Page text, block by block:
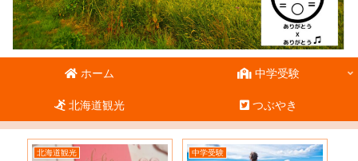
ホーム 中学受験
北海道観光 つぶやき
北海道観光 中学受験